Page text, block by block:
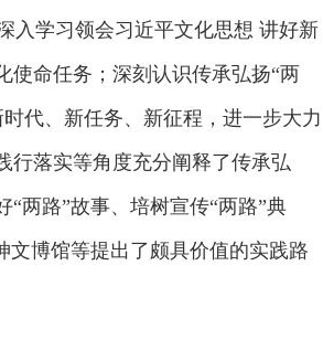
入学习领会习近平文化思想 讲好新
使命任务；深刻认识传承弘扬“两
代、新任务、新征程，进一步大力
行落实等角度充分阐释了传承弘
两路”故事、培树宣传“两路”典
文博馆等提出了颇具价值的实践路